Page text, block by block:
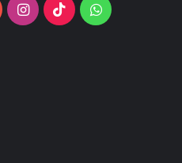
YouTubeInstagram
TikTokWhatsApp